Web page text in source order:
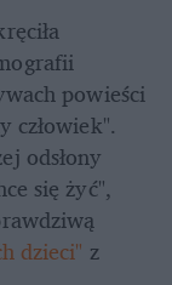
powieści
człowiek".
odsłony
się żyć",
dzieci" z